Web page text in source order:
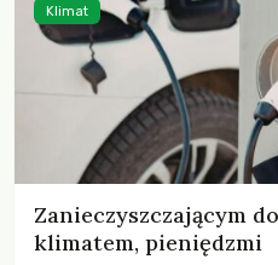
Zanieczyszczającym
klimatem, pieniędzmi
Klimat